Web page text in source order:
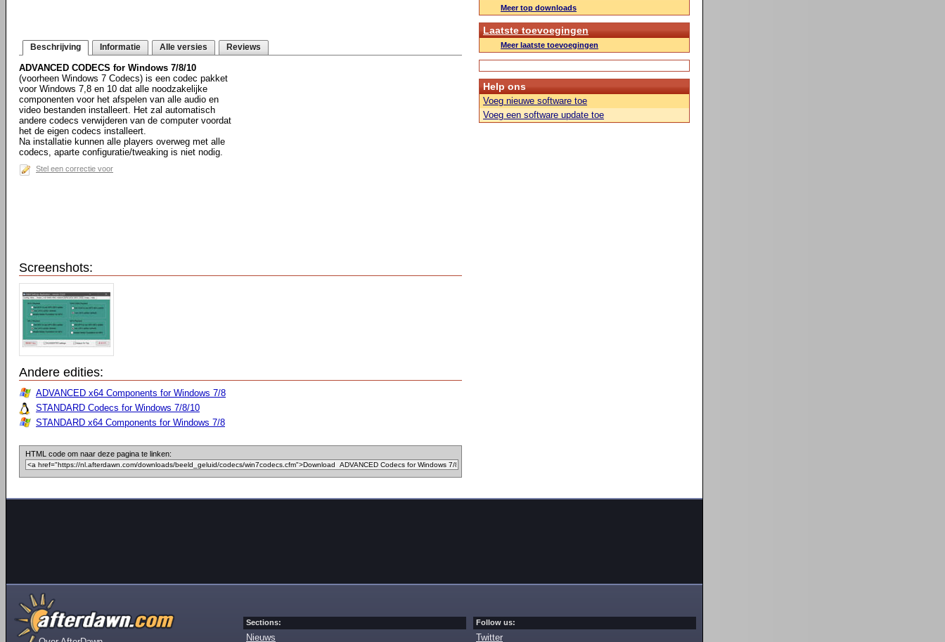
Beschrijving Informatie Alle versies Reviews
ADVANCED CODECS for Windows 7/8/10
(voorheen Windows 7 Codecs) is een codec pakket
voor Windows 7,8 en 10 dat alle noodzakelijke
componenten voor het afspelen van alle audio en
video bestanden installeert. Het zal automatisch
andere codecs verwijderen van de computer voordat
het de eigen codecs installeert.
Na installatie kunnen alle players overweg met alle
codecs, aparte configuratie/tweaking is niet nodig.
Stel een correctie voor
Screenshots:
Andere edities:
ADVANCED x64 Components for Windows 7/8
STANDARD Codecs for Windows 7/8/10
STANDARD x64 Components for Windows 7/8
HTML code om naar deze pagina te linken:
Meer top downloads
Laatste toevoegingen
Meer laatste toevoegingen
Help ons
Voeg nieuwe software toe
Voeg een software update toe
Sections:
Nieuws
Follow us:
Twitter